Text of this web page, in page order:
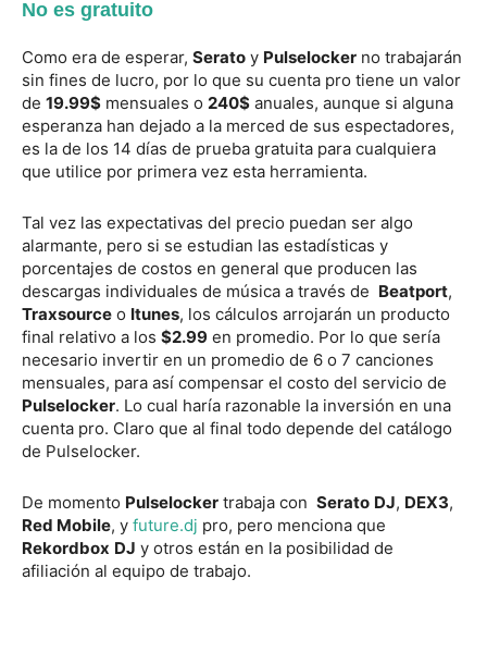
No es gratuito
Como era de esperar, Serato y Pulselocker no trabajarán
sin fines de lucro, por lo que su cuenta pro tiene un valor
de 19.99$ mensuales o 240$ anuales, aunque si alguna
esperanza han dejado a la merced de sus espectadores,
es la de los 14 días de prueba gratuita para cualquiera
que utilice por primera vez esta herramienta.
Tal vez las expectativas del precio puedan ser algo
alarmante, pero si se estudian las estadísticas y
porcentajes de costos en general que producen las
descargas individuales de música a través de Beatport,
Traxsource o Itunes, los cálculos arrojarán un producto
final relativo a los $2.99 en promedio. Por lo que sería
necesario invertir en un promedio de 6 o 7 canciones
mensuales, para así compensar el costo del servicio de
Pulselocker. Lo cual haría razonable la inversión en una
cuenta pro. Claro que al final todo depende del catálogo
de Pulselocker.
De momento Pulselocker trabaja con Serato DJ, DEX3,
Red Mobile, y future.dj pro, pero menciona que
Rekordbox DJ y otros están en la posibilidad de
afiliación al equipo de trabajo.